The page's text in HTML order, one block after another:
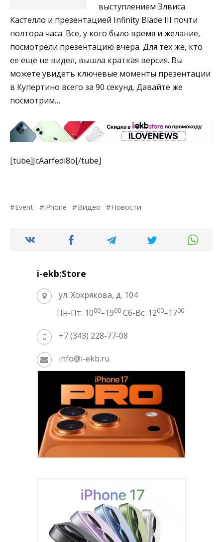
выступлением Элвиса
Кастелло и презентацией Infinity Blade III почти
полтора часа. Все, у кого было время и желание,
посмотрели презентацию вчера. Для тех же, кто
ее еще не видел, вышла краткая версия. Вы
можете увидеть ключевые моменты презентации
в Купертино всего за 90 секунд. Давайте же
посмотрим…
[tube]JcAarfedi8o[/tube]
Event iPhone Видео Новости
i-ekb:Store
ул. Хохрякова, д. 104
Пн-Пт: 1000–1900 Сб-Вс: 1200–1700
+7 (343) 228-77-08
info@i-ekb.ru